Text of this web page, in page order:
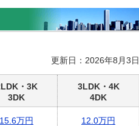
更新日：2026年8月3日
・3K
3DK
3LDK・4K
4DK
15.6万円 12.0万円